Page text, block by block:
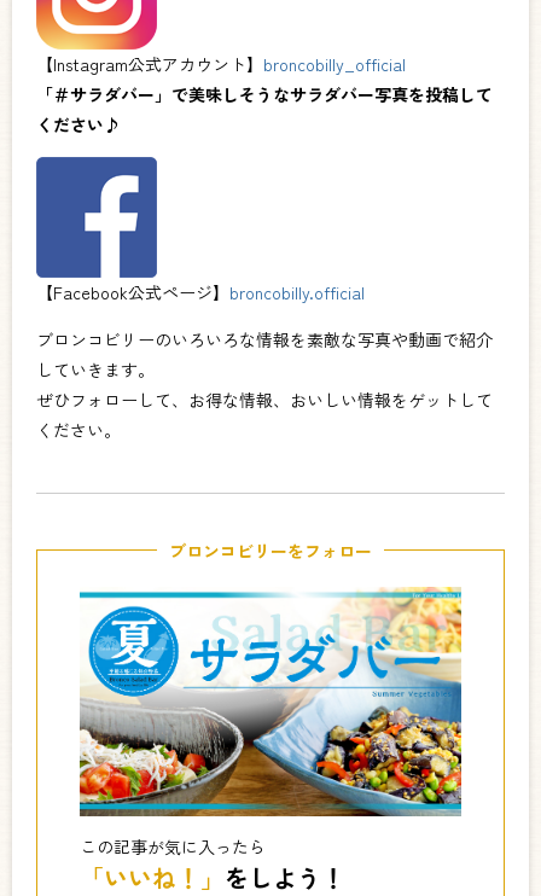
【Instagram公式アカウント】 broncobilly_official
「＃サラダバー」で美味しそうなサラダバー写真を投稿して
ください♪
【Facebook公式ページ】 broncobilly.official
ブロンコビリーのいろいろな情報を素敵な写真や動画で紹介
していきます。
ぜひフォローして、お得な情報、おいしい情報をゲットして
ください。
ブロンコビリーをフォロー
この記事が気に入ったら
「いいね！」 をしよう！